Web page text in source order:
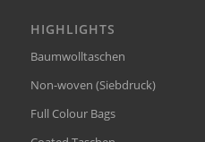
HIGHLIGHTS
Baumwolltaschen
Non-woven (Siebdruck)
Full Colour Bags